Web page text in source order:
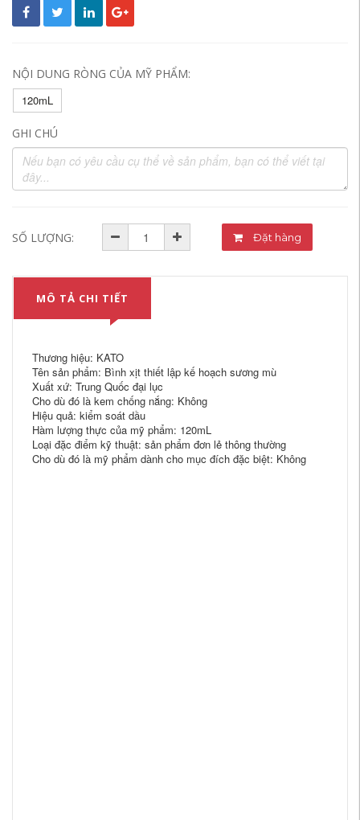
NỘI DUNG RÒNG CỦA MỸ PHẨM:
120mL
GHI CHÚ
SỐ LƯỢNG: Đặt hàng
MÔ TẢ CHI TIẾT
Thương hiệu: KATO
Tên sản phẩm: Bình xịt thiết lập kế hoạch sương mù
Xuất xứ: Trung Quốc đại lục
Cho dù đó là kem chống nắng: Không
Hiệu quả: kiểm soát dầu
Hàm lượng thực của mỹ phẩm: 120mL
Loại đặc điểm kỹ thuật: sản phẩm đơn lẻ thông thường
Cho dù đó là mỹ phẩm dành cho mục đích đặc biệt: Không